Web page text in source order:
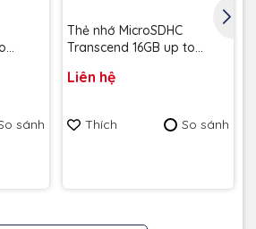
sánh
Thẻ nhớ MicroSDHC
Transcend 16GB up to
Bảo hành 3 năm
Liên hệ
Thích So sánh